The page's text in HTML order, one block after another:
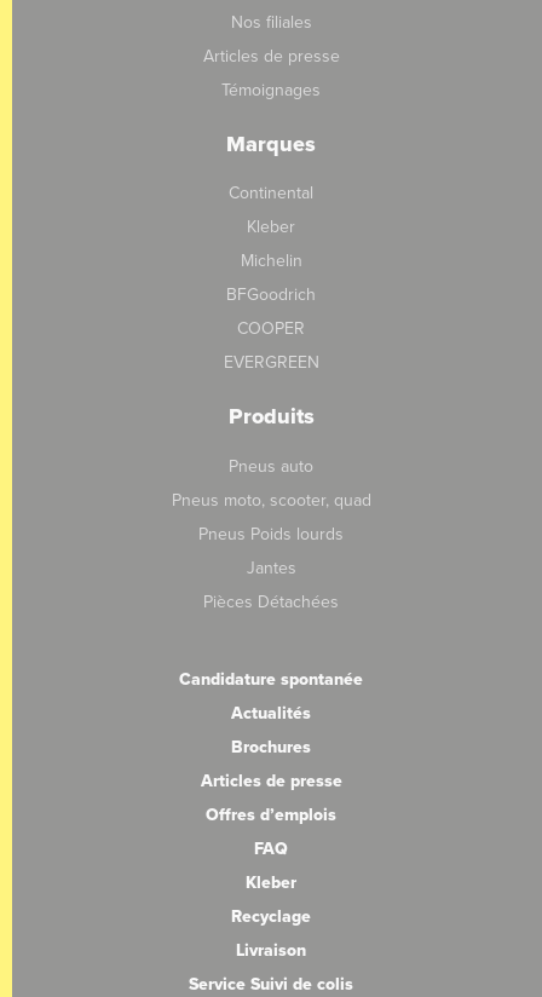
Nos filiales
Articles de presse
Témoignages
Marques
Continental
Kleber
Michelin
BFGoodrich
COOPER
EVERGREEN
Produits
Pneus auto
Pneus moto, scooter, quad
Pneus Poids lourds
Jantes
Pièces Détachées
Candidature spontanée
Actualités
Brochures
Articles de presse
Offres d’emplois
FAQ
Kleber
Recyclage
Livraison
Service Suivi de colis